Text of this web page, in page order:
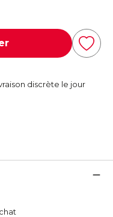
discrète le jour